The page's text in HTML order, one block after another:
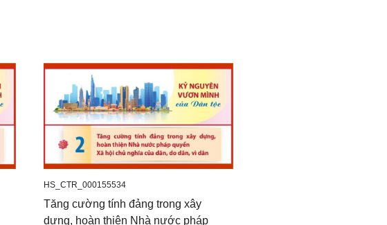
HS_CTR_000155534
Tăng cường tính đảng trong xây
dựng, hoàn thiện Nhà nước pháp